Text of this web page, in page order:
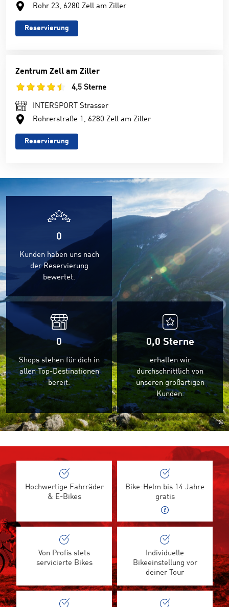
Rohr 23, 6280 Zell am Ziller
Reservierung
Zentrum Zell am Ziller
4,5 Sterne
INTERSPORT Strasser
Rohrerstraße 1, 6280 Zell am Ziller
Reservierung
0
Kunden haben uns nach
der Reservierung
bewertet.
0
Shops stehen für dich in
allen Top-Destinationen
bereit.
0,0 Sterne
erhalten wir
durchschnittlich von
unseren großartigen
Kunden.
©
Hochwertige Fahrräder
& E-Bikes
Bike-Helm bis 14 Jahre
gratis
Von Profis stets
servicierte Bikes
Individuelle
Bikeeinstellung vor
deiner Tour